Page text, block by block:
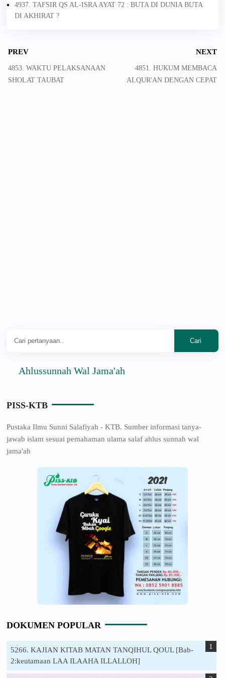
4937. TAFSIR QS AL-ISRA AYAT 72 : BUTA DI DUNIA BUTA
DI AKHIRAT ?
PREV
4853. WAKTU PELAKSANAAN
SHOLAT TAUBAT
NEXT
4851. HUKUM MEMBACA
ALQUR'AN DENGAN CEPAT
Ahlussunnah Wal Jama'ah
PISS-KTB
Pustaka Ilmu Sunni Salafiyah - KTB. Sumber informasi tanya-
jawab islam sesuai pemahaman ulama salaf ahlus sunnah wal
jama'ah
DOKUMEN POPULAR
5266. KAJIAN KITAB MATAN TANQIHUL QOUL [Bab-
2:keutamaan LAA ILAAHA ILLALLOH]